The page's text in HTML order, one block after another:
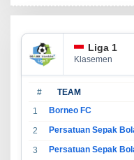
Liga 1
Klasemen
# TEAM
1 Borneo FC
2
3